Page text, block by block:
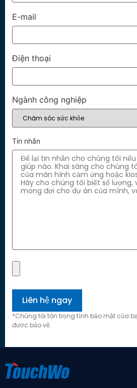
E-mail
Điện thoại
Ngành công nghiệp
Tin nhắn
*Chúng tôi tôn trọng tính bảo mật của
được bảo vệ.